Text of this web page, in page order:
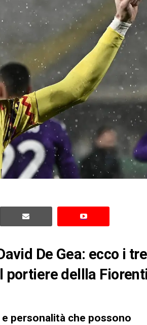
De Gea: ecco i tre
portiere dellla
personalità che possono